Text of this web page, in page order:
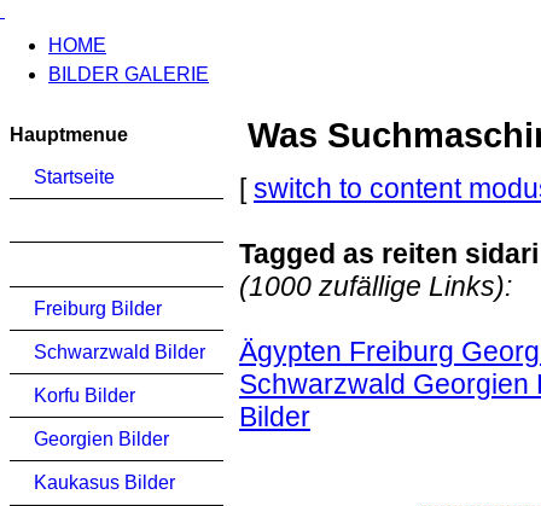
HOME
BILDER GALERIE
Hauptmenue
Startseite
Freiburg Bilder
Schwarzwald Bilder
Korfu Bilder
Georgien Bilder
Kaukasus Bilder
Was
[switch to content
Tagged as reiten sidari
(1000 zufällige Links):
Ägypten Freiburg
Schwarzwald Georgien
Bilder